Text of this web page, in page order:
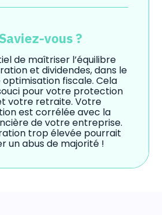
vous ?
de maîtriser l’équilibre
et dividendes, dans le
optimisation fiscale. Cela
pour votre protection
votre retraite. Votre
est corrélée avec la
de votre entreprise.
trop élevée pourrait
un abus de majorité !